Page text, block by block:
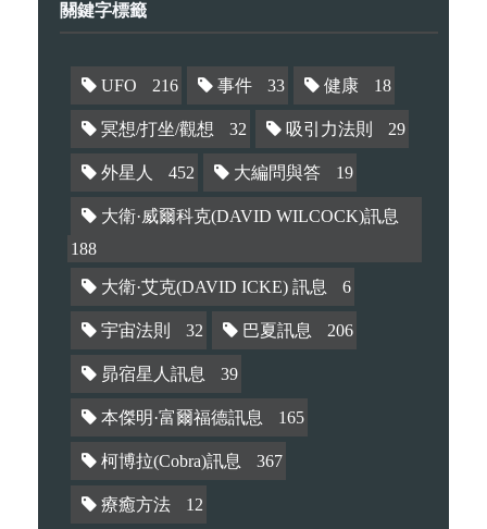
關鍵字標籤
UFO 216 事件 33 健康 18
冥想/打坐/觀想 32 吸引力法則 29
外星人 452 大編問與答 19
大衛·威爾科克(DAVID WILCOCK)訊息
188
大衛·艾克(DAVID ICKE) 訊息 6
宇宙法則 32 巴夏訊息 206
昴宿星人訊息 39
本傑明·富爾福德訊息 165
柯博拉(Cobra)訊息 367
療癒方法 12